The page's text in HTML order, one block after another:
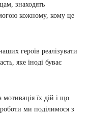
знаходять
кожному, кому це
героїв реалізувати
яке іноді буває
їх дій і що
ми поділимося з